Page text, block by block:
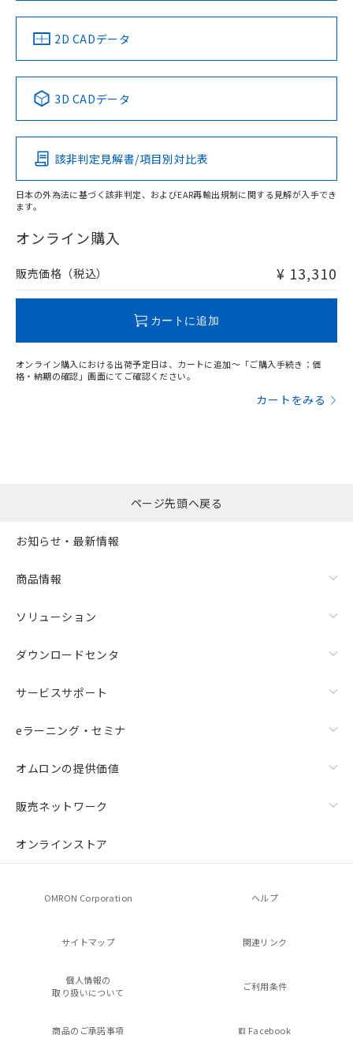
中国 RoHS 注意事項・凡例
Pb Hg Cd Cr(VI)
O
在庫等で未対応品が混在する可能性があります。
問い合わせください。
LR型式承認
（イギリス
船舶規格）
DNV型式承認
（ノルウェー
BV型式承認
（フランス
KR型式
（韓国
No No No No
この製品の規格認証/適合状況ページへ
その他の認証はこちらのページからご検索ください
2D CADデータ
3D CADデータ
該非判定見解書/項目別対比表
日本の外為法に基づく該非判定、およびEAR再輸出規制に関する見解が入手でき
ます。
オンライン購入
販売価格（税込） ¥ 13,310
カートに追加
オンライン購入における出荷予定日は、カートに追加～「ご購入手続き：価
格・納期の確認」画面にてご確認ください。
カートをみる
※当社の共同利用者とは、"個人情報
の共同利用に関して"
用者の範囲」に記載されている法人を
指します。
※本証明書は発行日時点で非含有を証明す
るもので、過去に遡って非含有を証明する
ものではありません。
また、RoHS指令のフタル酸エステル類４
物質の対応では、対応完了までの期間は出
荷製品に未対応品が混在することから備考
欄に対応日を記載しておりました。
既に当社にて対応品への在庫切替を完了
り、2022年1月12日より割愛しておりま
ページ先頭へ戻る
お知らせ・最新情報
商品情報
ソリューション
ダウンロードセンタ
サービスサポート
eラーニング・セミナ
オムロンの提供価値
販売ネットワーク
オンラインストア
OMRON Corporation ヘルプ
サイトマップ 関連リンク
個人情報の
取り扱いについて
ご利用条件
商品のご承諾事項 Facebook